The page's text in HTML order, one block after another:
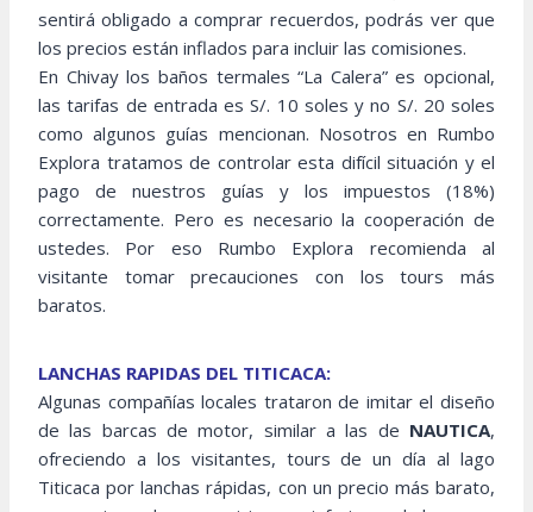
sentirá obligado a comprar recuerdos, podrás ver que
los precios están inflados para incluir las comisiones.
En Chivay los baños termales “La Calera” es opcional,
las tarifas de entrada es S/. 10 soles y no S/. 20 soles
como algunos guías mencionan. Nosotros en Rumbo
Explora tratamos de controlar esta difícil situación y el
pago de nuestros guías y los impuestos (18%)
correctamente. Pero es necesario la cooperación de
ustedes. Por eso Rumbo Explora recomienda al
visitante tomar precauciones con los tours más
baratos.
LANCHAS RAPIDAS DEL TITICACA:
Algunas compañías locales trataron de imitar el diseño
de las barcas de motor, similar a las de NAUTICA,
ofreciendo a los visitantes, tours de un día al lago
Titicaca por lanchas rápidas, con un precio más barato,